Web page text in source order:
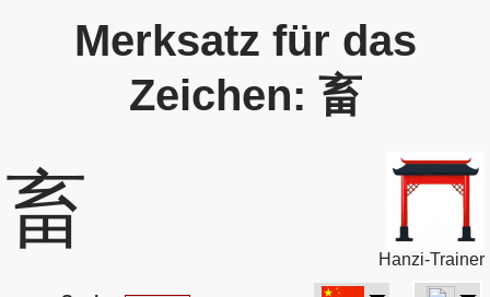
Merksatz für das
Zeichen: 畜
畜
Hanzi-Trainer